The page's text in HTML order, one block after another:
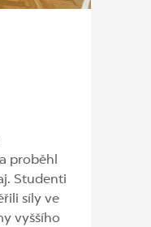
proběhl
Studenti
síly ve
vyššího